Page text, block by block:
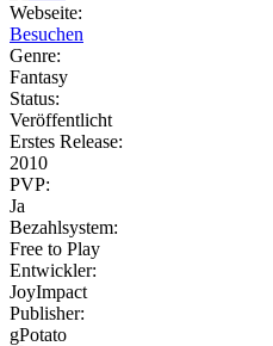
Webseite:
Besuchen
Genre:
Fantasy
Status:
Veröffentlicht
Erstes Release:
2010
PVP:
Ja
Bezahlsystem:
Free to Play
Entwickler:
JoyImpact
Publisher:
gPotato